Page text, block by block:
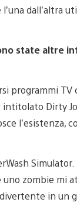
dall’altra
state altre
programmi
Dirty
l’esistenza,
zombie mi
in un